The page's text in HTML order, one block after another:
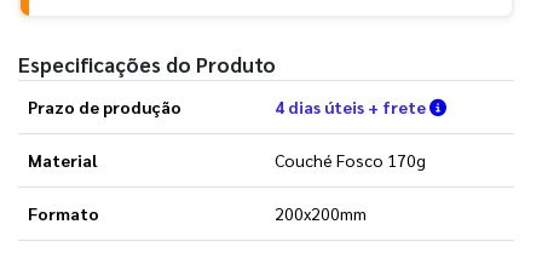
Especificações do Produto
Prazo de produção 4 dias úteis + frete Verifique
Material Couché Fosco 170g
Formato 200x200mm